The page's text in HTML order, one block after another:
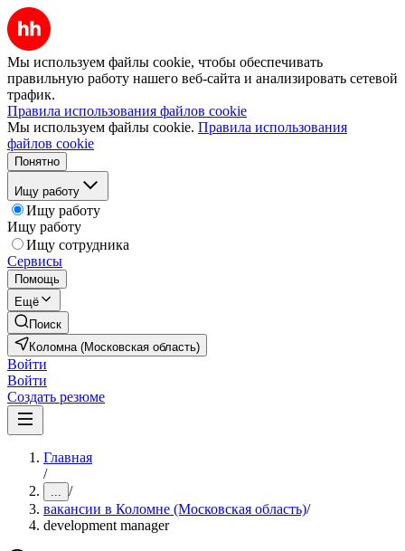
Мы используем файлы cookie, чтобы обеспечивать
правильную работу нашего веб-сайта и анализировать сетевой
трафик.
Правила использования файлов cookie
Мы используем файлы cookie. Правила использования
файлов cookie
Понятно
Ищу работу
Ищу работу
Ищу работу
Ищу сотрудника
Сервисы
Помощь
Ещё
Поиск
Коломна (Московская область)
Войти
Войти
Создать резюме
Главная
/
... /
вакансии в Коломне (Московская область)/
development manager